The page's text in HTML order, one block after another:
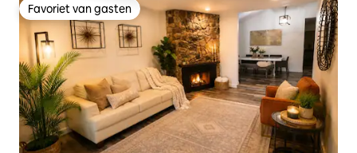
Favoriet van gasten
Favoriet van gasten